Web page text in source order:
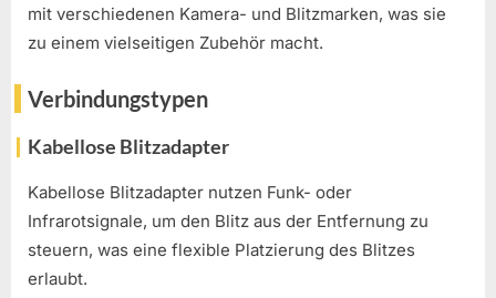
mit verschiedenen Kamera- und Blitzmarken, was sie
zu einem vielseitigen Zubehör macht.
Verbindungstypen
Kabellose Blitzadapter
Kabellose Blitzadapter nutzen Funk- oder
Infrarotsignale, um den Blitz aus der Entfernung zu
steuern, was eine flexible Platzierung des Blitzes
erlaubt.